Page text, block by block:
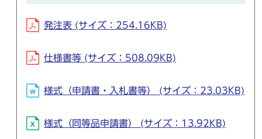
発注表 (サイズ：254.16KB)
仕様書等 (サイズ：508.09KB)
様式（申請書・入札書等） (サイズ：23.03KB)
様式（同等品申請書） (サイズ：13.92KB)